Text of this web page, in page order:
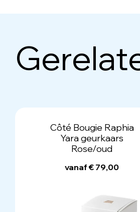
Côté Bougie Raphia
Yara geurkaars
Rose/oud
vanaf € 79,00